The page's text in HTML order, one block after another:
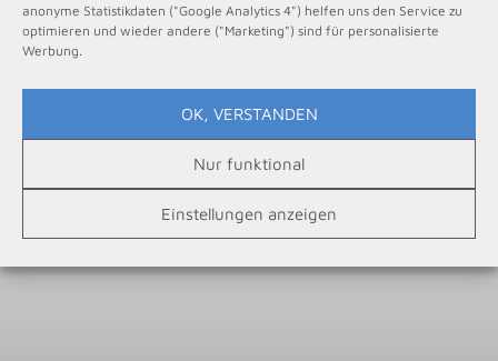
anonyme Statistikdaten ("Google Analytics 4") helfen uns den Service zu
optimieren und wieder andere ("Marketing") sind für personalisierte
Werbung.
OK, VERSTANDEN
Nur funktional
Einstellungen anzeigen